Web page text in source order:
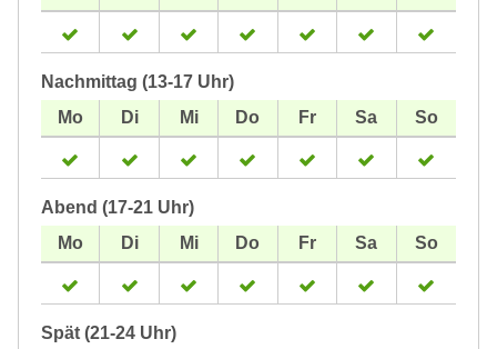
Nachmittag (13-17 Uhr)
Abend (17-21 Uhr)
Spät (21-24 Uhr)